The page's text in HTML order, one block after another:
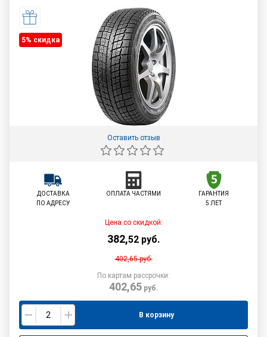
5% cкидка
Оставить отзыв
ДОСТАВКА
ПО АДРЕСУ
ОПЛАТА ЧАСТЯМИ
ГАРАНТИЯ
5 ЛЕТ
Цена со скидкой:
382,52 руб.
402,65руб.
По картам рассрочки:
402,65руб.
В корзину